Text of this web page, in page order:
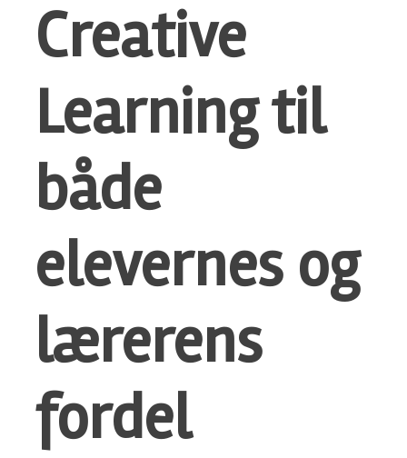
Creative
Learning til
både
elevernes og
lærerens
fordel